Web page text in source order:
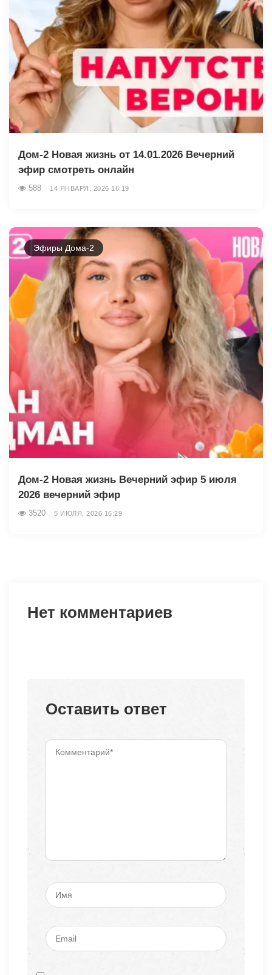
Дом-2 Новая жизнь от 14.01.2026 Вечерний
эфир смотреть онлайн
588 14 ЯНВАРЯ, 2026 16:19
Эфиры Дома-2
Дом-2 Новая жизнь Вечерний эфир 5 июля
2026 вечерний эфир
3520 5 ИЮЛЯ, 2026 16:29
Нет комментариев
Оставить ответ